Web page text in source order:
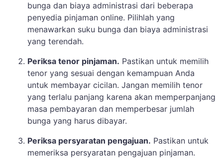
bunga dan biaya administrasi dari beberapa
penyedia pinjaman online. Pilihlah yang
menawarkan suku bunga dan biaya administrasi
yang terendah.
Periksa tenor pinjaman. Pastikan untuk memilih
tenor yang sesuai dengan kemampuan Anda
untuk membayar cicilan. Jangan memilih tenor
yang terlalu panjang karena akan memperpanjang
masa pembayaran dan memperbesar jumlah
bunga yang harus dibayar.
Periksa persyaratan pengajuan. Pastikan untuk
memeriksa persyaratan pengajuan pinjaman.